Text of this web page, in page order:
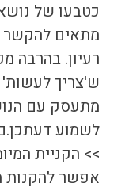
כטבעו של
מתאים להקשר
רעיון. בהרבה
ש'צריך לעשות'
מתעסק עם
לשמוע
>> הקניית
אפשר להקנות